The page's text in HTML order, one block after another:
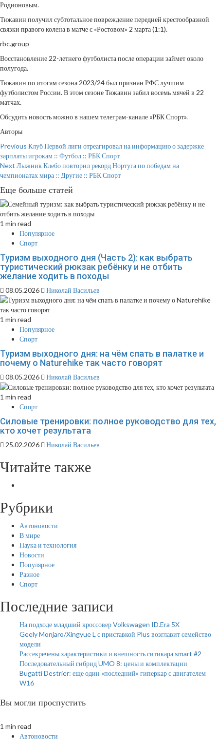
Родионовым.
Тюкавин получил субтотальное повреждение передней крестообразной
связки правого колена в матче с «Ростовом» 2 марта (1:1).
rbc.group
Восстановление 22-летнего футболиста после операции займет около
полугода.
Тюкавин по итогам сезона 2023/24 был признан РФС лучшим
футболистом России. В этом сезоне Тюкавин забил восемь мячей в 22
матчах.
Обсудить новость можно в нашем телеграм-канале «РБК Спорт».
Авторы
Continue
Reading
Previous Клуб Первой лиги отреагировал на информацию о задержке
зарплаты игрокам :: Футбол :: РБК Спорт
Next Лыжник Клебо повторил рекорд Нортуга по победам на
чемпионатах мира :: Другие :: РБК Спорт
Еще больше статей
1 min read
Популярное
Спорт
Туризм выходного дня (Часть 2): как выбрать
туристический рюкзак ребёнку и не отбить
желание ходить в походы
08.05.2026 Николай Васильев
1 min read
Популярное
Спорт
Туризм выходного дня: на чём спать в палатке и
почему о Naturehike так часто говорят
08.05.2026 Николай Васильев
1 min read
Спорт
Силовые тренировки: полное руководство для тех,
кто хочет результата
25.02.2026 Николай Васильев
Читайте также
Рубрики
Автоновости
В мире
Наука и технология
Новости
Популярное
Разное
Спорт
Последние записи
На подходе младший кроссовер Volkswagen ID.Era 5X
Geely Monjaro/Xingyue L с приставкой Plus возглавит семейство
модели
Рассекречены характеристики и внешность ситикара smart #2
Последовательный гибрид UMO 8: цены и комплектации
Bugatti Destrier: еще один «последний» гиперкар с двигателем
W16
Вы могли проспустить
1 min read
Автоновости